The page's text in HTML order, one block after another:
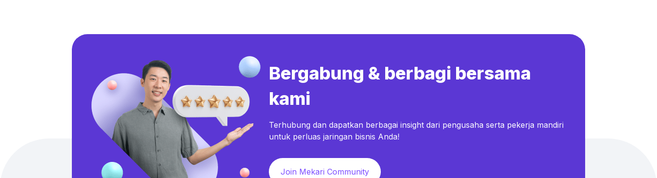
Bergabung & berbagi bersama
kami
Terhubung dan dapatkan berbagai insight dari pengusaha serta pekerja mandiri
untuk perluas jaringan bisnis Anda!
Join Mekari Community